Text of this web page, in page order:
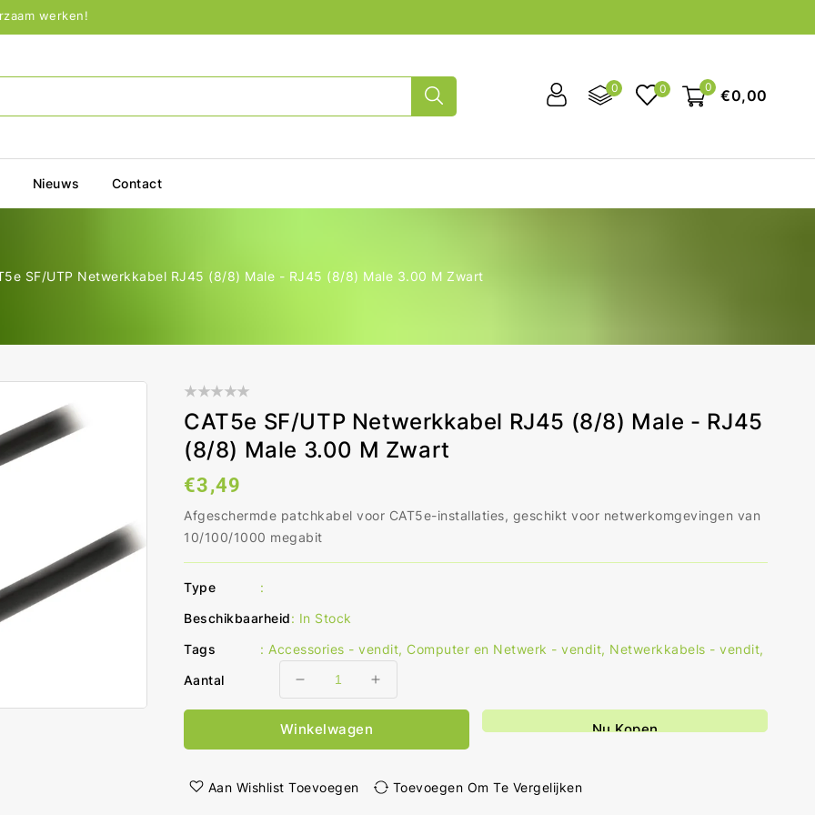
werken!
0 0 €0,00
0
Nieuws Contact
SF/UTP Netwerkkabel RJ45 (8/8) Male - RJ45 (8/8) Male 3.00 M Zwart
CAT5e SF/UTP Netwerkkabel RJ45 (8/8) Male - RJ45
(8/8) Male 3.00 M Zwart
Normale
prijs
€3,49
Afgeschermde patchkabel voor CAT5e-installaties, geschikt voor netwerkomgevingen van
10/100/1000 megabit
Type
:
Beschikbaarheid: In Stock
Tags
: Accessories - vendit, Computer en Netwerk - vendit, Netwerkkabels - vendit,
Aantal
Aantal
verlagen
voor
CAT5e
Netwerkkabel
Aantal
verhogen
CAT5e
Netwerkkabel
Winkelwagen Nu Kopen
Aan Wishlist Toevoegen Toevoegen Om Te Vergelijken